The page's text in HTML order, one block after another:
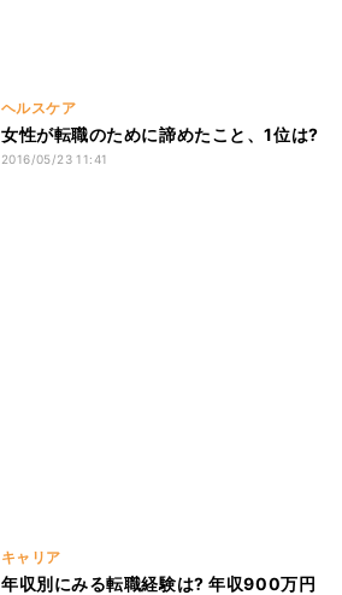
ヘルスケア
女性が転職のために諦めたこと、1位は?
2016/05/23 11:41
キャリア
年収別にみる転職経験は? 年収900万円